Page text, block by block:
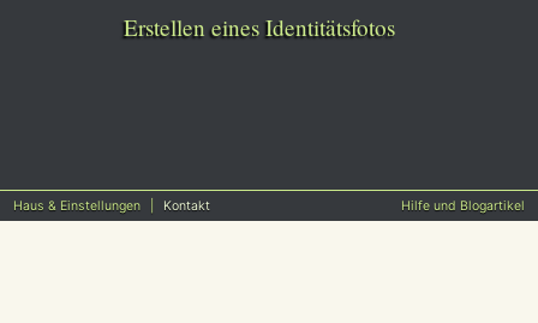
Erstellen eines Identitätsfotos
Hilfe und Blogartikel
Haus & Einstellungen Kontakt